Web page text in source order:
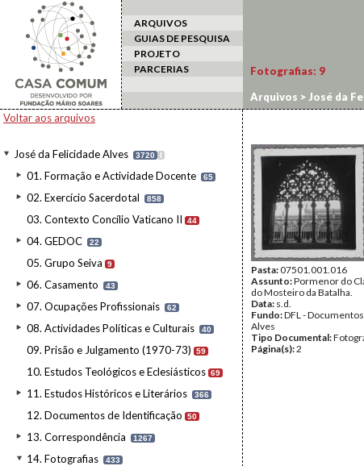
ARQUIVOS
GUIAS DE PESQUISA
PROJETO
PARCERIAS
Voltar aos arquivos
José da Felicidade Alves 3720 I
01. Formação e Actividade Docente 65
02. Exercício Sacerdotal 858
03. Contexto Concílio Vaticano II 44
04. GEDOC 22
05. Grupo Seiva 9
06. Casamento 43
07. Ocupações Profissionais 62
08. Actividades Políticas e Culturais 40
09. Prisão e Julgamento (1970-73) 59
10. Estudos Teológicos e Eclesiásticos 69
11. Estudos Históricos e Literários 366
12. Documentos de Identificação 50
13. Correspondência 1267
14. Fotografias 433
Fotografias: 9
Arquivos > José da
Pasta:07501.001.016
Assunto:Pormenor do
do Mosteiro da Batalha.
Data: s.d.
Fundo:DFL -
Alves
Tipo Documental:
Página(s):2